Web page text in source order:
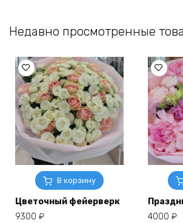
Недавно просмотренные
В корзину
Цветочный фейерверк
9300 ₽
4000 ₽